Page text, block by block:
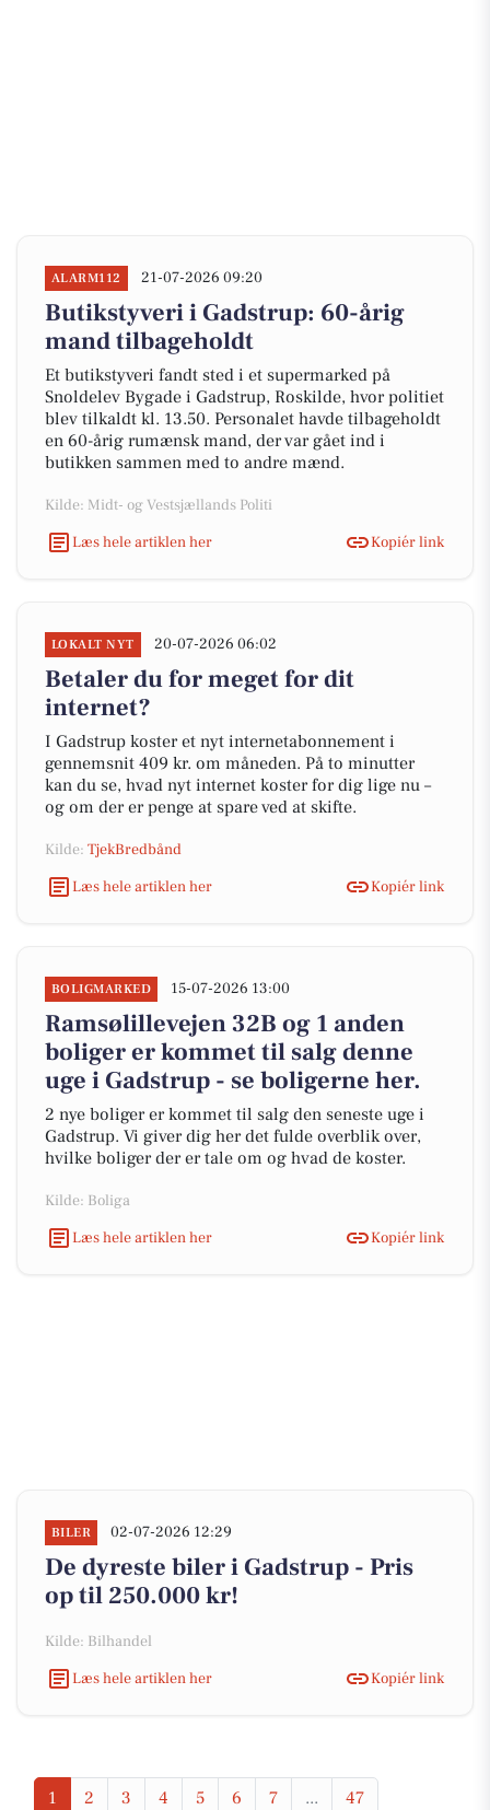
ALARM112 21-07-2026 09:20
Butikstyveri i Gadstrup: 60-årig
mand tilbageholdt
Et butikstyveri fandt sted i et supermarked på
Snoldelev Bygade i Gadstrup, Roskilde, hvor politiet
blev tilkaldt kl. 13.50. Personalet havde tilbageholdt
en 60-årig rumænsk mand, der var gået ind i
butikken sammen med to andre mænd.
Kilde: Midt- og Vestsjællands Politi
Læs hele artiklen her
Kopiér link
LOKALT NYT 20-07-2026 06:02
Betaler du for meget for dit
internet?
I Gadstrup koster et nyt internetabonnement i
gennemsnit 409 kr. om måneden. På to minutter
kan du se, hvad nyt internet koster for dig lige nu –
og om der er penge at spare ved at skifte.
Kilde: TjekBredbånd
Læs hele artiklen her
Kopiér link
BOLIGMARKED 15-07-2026 13:00
Ramsølillevejen 32B og 1 anden
boliger er kommet til salg denne
uge i Gadstrup - se boligerne her.
2 nye boliger er kommet til salg den seneste uge i
Gadstrup. Vi giver dig her det fulde overblik over,
hvilke boliger der er tale om og hvad de koster.
Kilde: Boliga
Læs hele artiklen her
Kopiér link
BILER 02-07-2026 12:29
De dyreste biler i Gadstrup - Pris
op til 250.000 kr!
Kilde: Bilhandel
Læs hele artiklen her
Kopiér link
1 2 3 4 5 6 7 ... 47